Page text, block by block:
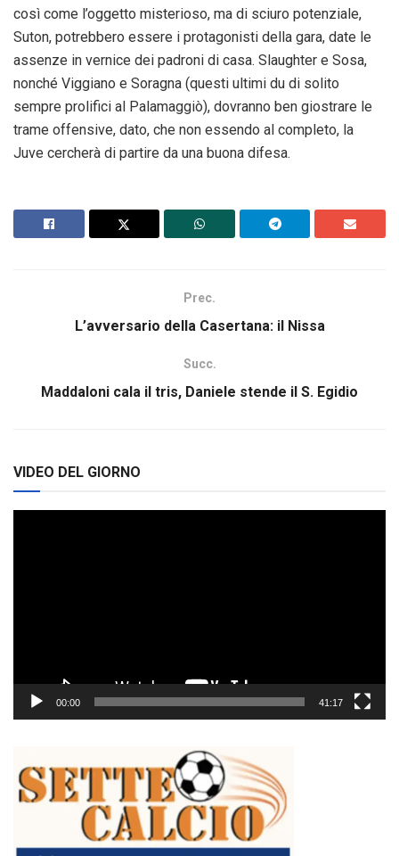
così come l’oggetto misterioso, ma di sciuro potenziale,
Suton, potrebbero essere i protagonisti della gara, date le
assenze in vernice dei padroni di casa. Slaughter e Sosa,
nonché Viggiano e Soragna (questi ultimi du di solito
sempre prolifici al Palamaggiò), dovranno ben giostrare le
trame offensive, dato, che non essendo al completo, la
Juve cercherà di partire da una buona difesa.
Prec.
L’avversario della Casertana: il Nissa
Succ.
Maddaloni cala il tris, Daniele stende il S. Egidio
VIDEO DEL GIORNO
00:00 41:17